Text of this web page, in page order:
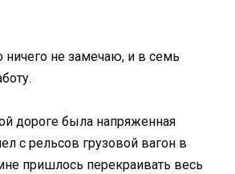
ничего не замечаю, и в семь
дороге была напряженная
с рельсов грузовой вагон в
пришлось перекраивать весь